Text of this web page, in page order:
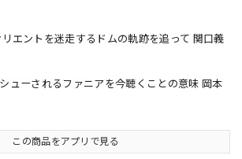
エントを迷走するドムの軌跡を追って 関口義
ューされるファニアを今聴くことの意味 岡本
この商品をアプリで見る